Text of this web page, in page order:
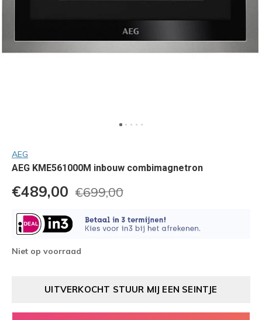
AEG
AEG KME561000M inbouw combimagnetron
€489,00 €699,00
Niet op voorraad
UITVERKOCHT STUUR MIJ EEN SEINTJE